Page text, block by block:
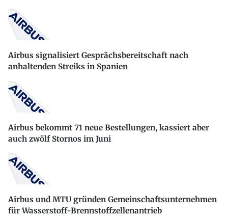
Airbus signalisiert Gesprächsbereitschaft nach
anhaltenden Streiks in Spanien
Airbus bekommt 71 neue Bestellungen, kassiert aber
auch zwölf Stornos im Juni
Airbus und MTU gründen Gemeinschaftsunternehmen
für Wasserstoff-Brennstoffzellenantrieb